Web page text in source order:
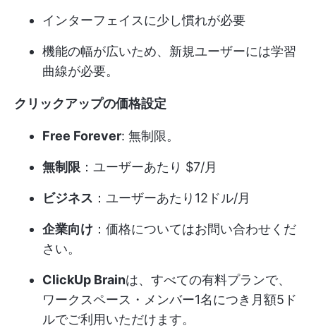
インターフェイスに少し慣れが必要
機能の幅が広いため、新規ユーザーには学習
曲線が必要。
クリックアップの価格設定
Free Forever: 無制限。
無制限 ：ユーザーあたり $7/月
ビジネス ：ユーザーあたり12ドル/月
企業向け ：価格についてはお問い合わせくだ
さい。
ClickUp Brainは、すべての有料プランで、
ワークスペース・メンバー1名につき月額5ド
ルでご利用いただけます。